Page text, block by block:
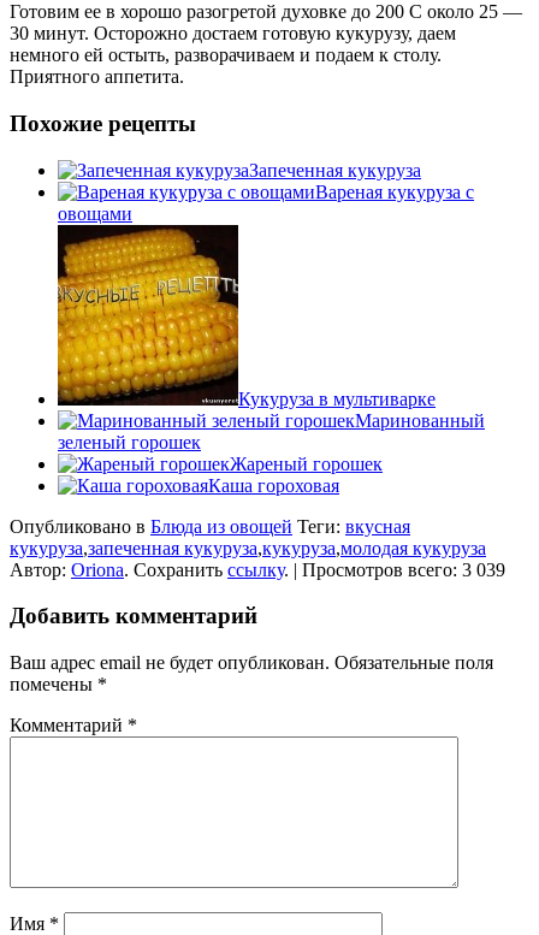
Готовим ее в хорошо разогретой духовке до 200 С около 25 —
30 минут. Осторожно достаем готовую кукурузу, даем
немного ей остыть, разворачиваем и подаем к столу.
Приятного аппетита.
Похожие рецепты
Запеченная кукуруза
Вареная кукуруза с
овощами
Кукуруза в мультиварке
Маринованный
зеленый горошек
Жареный горошек
Каша гороховая
Опубликовано в Блюда из овощей Теги: вкусная
кукуруза,запеченная кукуруза,кукуруза,молодая кукуруза
Автор: Oriona. Сохранить ссылку. | Просмотров всего: 3 039
Добавить комментарий
Ваш адрес email не будет опубликован. Обязательные поля
помечены *
Комментарий *
Имя *